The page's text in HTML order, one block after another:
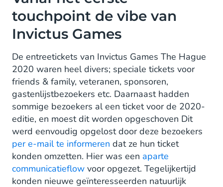
touchpoint de vibe van
Invictus Games
De entreetickets van Invictus Games The Hague
2020 waren heel divers; speciale tickets voor
friends & family, veteranen, sponsoren,
gastenlijstbezoekers etc. Daarnaast hadden
sommige bezoekers al een ticket voor de 2020-
editie, en moest dit worden opgeschoven Dit
werd eenvoudig opgelost door deze bezoekers
per e-mail te informeren dat ze hun ticket
konden omzetten. Hier was een aparte
communicatieflow voor opgezet. Tegelijkertijd
konden nieuwe geïnteresseerden natuurlijk